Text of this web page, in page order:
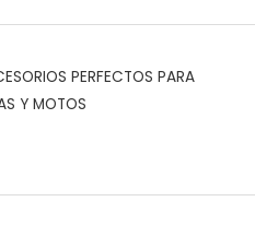
PERFECTOS PARA
Y MOTOS